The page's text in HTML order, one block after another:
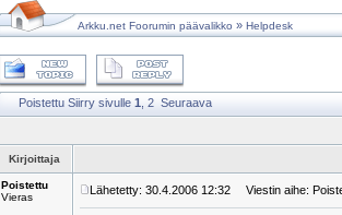
Arkku.net Foorumin päävalikko » Helpdesk
Poistettu Siirry sivulle 1 2 Seuraava
Kirjoittaja
Poistettu
Vieras
Lähetetty: 30.4.2006 12:32 Viestin aihe: